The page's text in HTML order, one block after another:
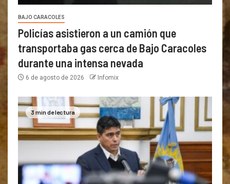
BAJO CARACOLES
Policías asistieron a un camión que
transportaba gas cerca de Bajo Caracoles
durante una intensa nevada
6 de agosto de 2026 Infomix
3 min de lectura